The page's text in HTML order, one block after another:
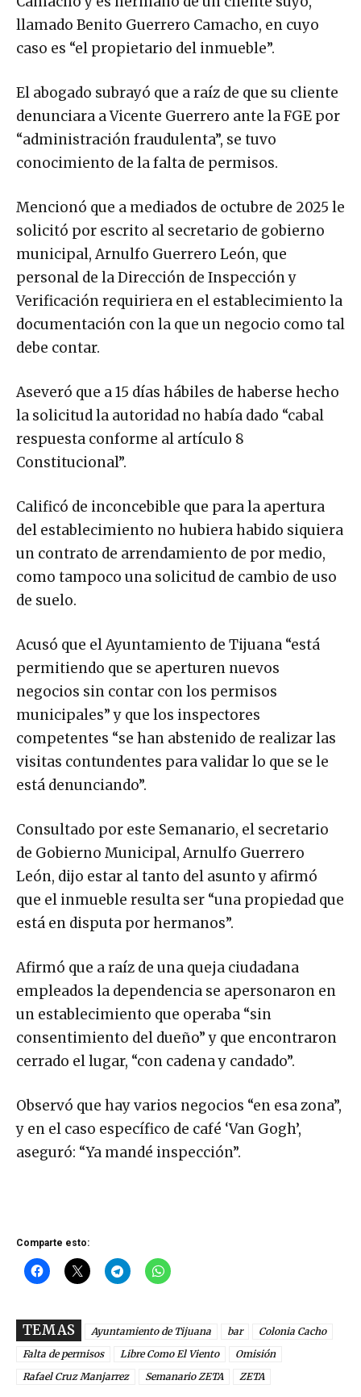
llamado Benito Guerrero Camacho, en cuyo
caso es “el propietario del inmueble”.
El abogado subrayó que a raíz de que su cliente
denunciara a Vicente Guerrero ante la FGE por
“administración fraudulenta”, se tuvo
conocimiento de la falta de permisos.
Mencionó que a mediados de octubre de 2025 le
solicitó por escrito al secretario de gobierno
municipal, Arnulfo Guerrero León, que
personal de la Dirección de Inspección y
Verificación requiriera en el establecimiento la
documentación con la que un negocio como tal
debe contar.
Aseveró que a 15 días hábiles de haberse hecho
la solicitud la autoridad no había dado “cabal
respuesta conforme al artículo 8
Constitucional”.
Calificó de inconcebible que para la apertura
del establecimiento no hubiera habido siquiera
un contrato de arrendamiento de por medio,
como tampoco una solicitud de cambio de uso
de suelo.
Acusó que el Ayuntamiento de Tijuana “está
permitiendo que se aperturen nuevos
negocios sin contar con los permisos
municipales” y que los inspectores
competentes “se han abstenido de realizar las
visitas contundentes para validar lo que se le
está denunciando”.
Consultado por este Semanario, el secretario
de Gobierno Municipal, Arnulfo Guerrero
León, dijo estar al tanto del asunto y afirmó
que el inmueble resulta ser “una propiedad que
está en disputa por hermanos”.
Afirmó que a raíz de una queja ciudadana
empleados la dependencia se apersonaron en
un establecimiento que operaba “sin
consentimiento del dueño” y que encontraron
cerrado el lugar, “con cadena y candado”.
Observó que hay varios negocios “en esa zona”,
y en el caso específico de café ‘Van Gogh’,
aseguró: “Ya mandé inspección”.
Comparte esto:
TEMAS Ayuntamiento de Tijuana bar
Colonia Cacho
Falta de permisos
Libre Como El Viento
Omisión
Rafael Cruz Manjarrez
Semanario ZETA ZETA